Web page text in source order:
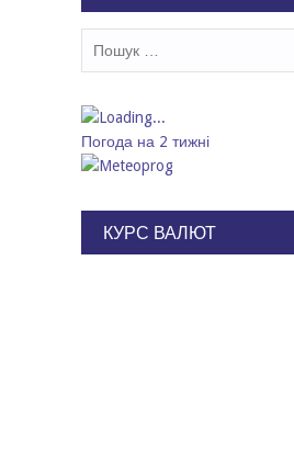
Погода на 2 тижні
КУРС ВАЛЮТ